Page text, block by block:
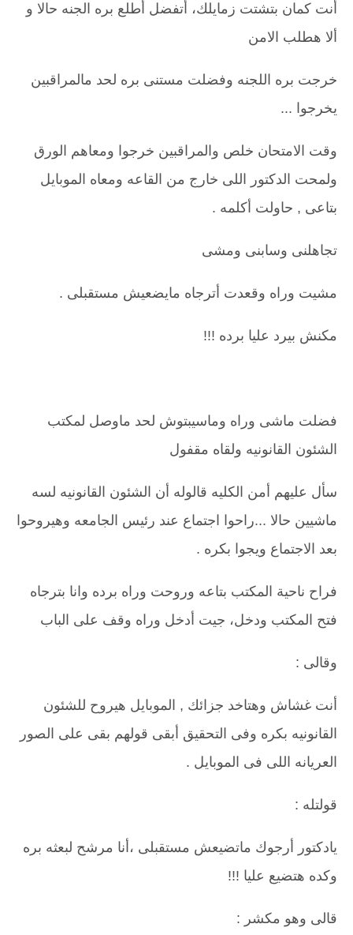
أنت كمان بتشتت زمايلك، أتفضل أطلع بره الجنه حالا و
ألا هطلب الامن
خرجت بره اللجنه وفضلت مستنى بره لحد مالمراقبين
يخرجوا ...
وقت الامتحان خلص والمراقبين خرجوا ومعاهم الورق
ولمحت الدكتور اللى خارج من القاعه ومعاه الموبايل
بتاعى , حاولت أكلمه .
تجاهلنى وسابنى ومشى
مشيت وراه وقعدت أترجاه مايضعيش مستقبلى .
مكنش بيرد عليا برده !!!
فضلت ماشى وراه وماسيبتوش لحد ماوصل لمكتب
الشئون القانونيه ولقاه مقفول
سأل عليهم أمن الكليه قالوله أن الشئون القانونيه لسه
ماشيين حالا ...راحوا اجتماع عند رئيس الجامعه وهيروحوا
بعد الاجتماع ويجوا بكره .
فراح ناحية المكتب بتاعه وروحت وراه برده وانا بترجاه
فتح المكتب ودخل، جيت أدخل وراه وقف على الباب
وقالى :
أنت غشاش وهتاخد جزائك , الموبايل هيروح للشئون
القانونيه بكره وفى التحقيق أبقى قولهم بقى على الصور
العريانه اللى فى الموبايل .
قولتله :
يادكتور أرجوك ماتضيعش مستقبلى ،أنا مرشح لبعثه بره
وكده هتضيع عليا !!!
قالى وهو مكشر :